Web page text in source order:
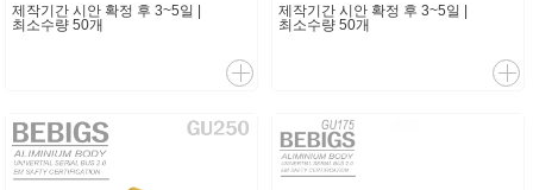
제작기간 시안 확정 후 3~5일 |
최소수량 50개
제작기간 시안 확정 후 3~5일 |
최소수량 50개